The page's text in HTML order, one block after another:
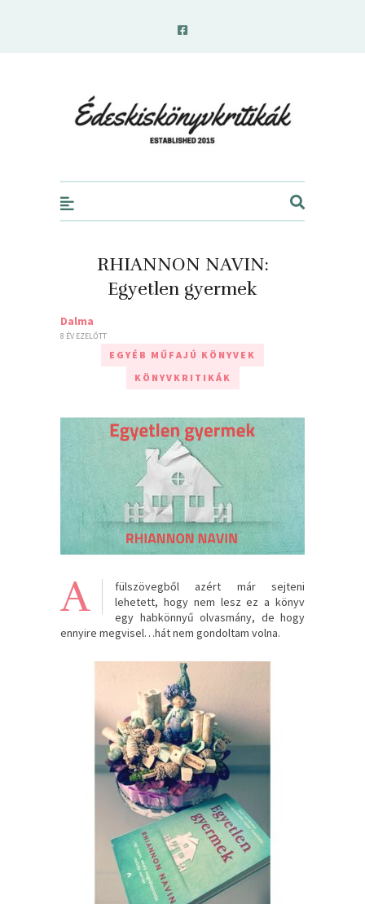
RHIANNON NAVIN:
Egyetlen ​gyermek
Dalma
8 ÉV EZELŐTT
EGYÉB MŰFAJÚ KÖNYVEK
KÖNYVKRITIKÁK
A
fülszövegből azért már sejteni
lehetett, hogy nem lesz ez a könyv
egy habkönnyű olvasmány, de hogy
ennyire megvisel…hát nem gondoltam volna.